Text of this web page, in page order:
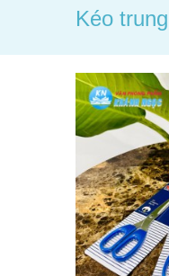
Kéo